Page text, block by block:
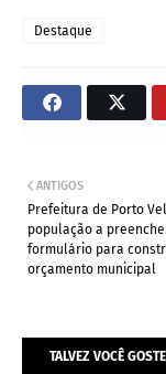
Destaque
ANTIGOS
Prefeitura de Porto
população a
formulário para
orçamento municipal
TALVEZ VOCÊ